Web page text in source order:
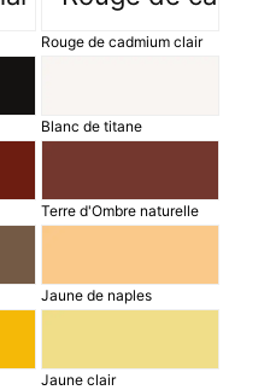
Rouge de cadmium clair
Blanc de titane
Terre d'Ombre naturelle
Jaune de naples
Jaune clair